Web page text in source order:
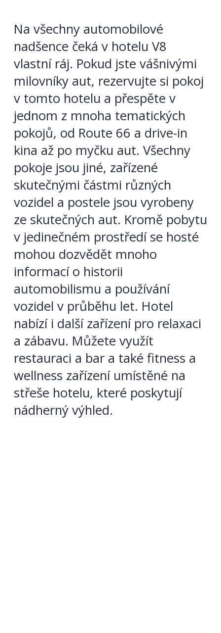
Na všechny automobilové
nadšence čeká v hotelu V8
vlastní ráj. Pokud jste vášnivými
milovníky aut, rezervujte si pokoj
v tomto hotelu a přespěte v
jednom z mnoha tematických
pokojů, od Route 66 a drive-in
kina až po myčku aut. Všechny
pokoje jsou jiné, zařízené
skutečnými částmi různých
vozidel a postele jsou vyrobeny
ze skutečných aut. Kromě pobytu
v jedinečném prostředí se hosté
mohou dozvědět mnoho
informací o historii
automobilismu a používání
vozidel v průběhu let. Hotel
nabízí i další zařízení pro relaxaci
a zábavu. Můžete využít
restauraci a bar a také fitness a
wellness zařízení umístěné na
střeše hotelu, které poskytují
nádherný výhled.